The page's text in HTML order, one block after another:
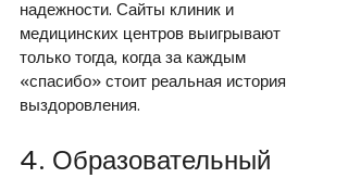
надежности. Сайты клиник и
медицинских центров выигрывают
только тогда, когда за каждым
«спасибо» стоит реальная история
выздоровления.
4. Образовательный